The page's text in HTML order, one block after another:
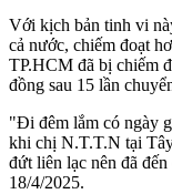
Với kịch bản tinh vi
cả nước, chiếm đoạt
TP.HCM đã bị chiếm
đồng sau 15 lần
"Đi đêm lắm có ngày
khi chị N.T.T.N tại
đứt liên lạc nên đã
18/4/2025.